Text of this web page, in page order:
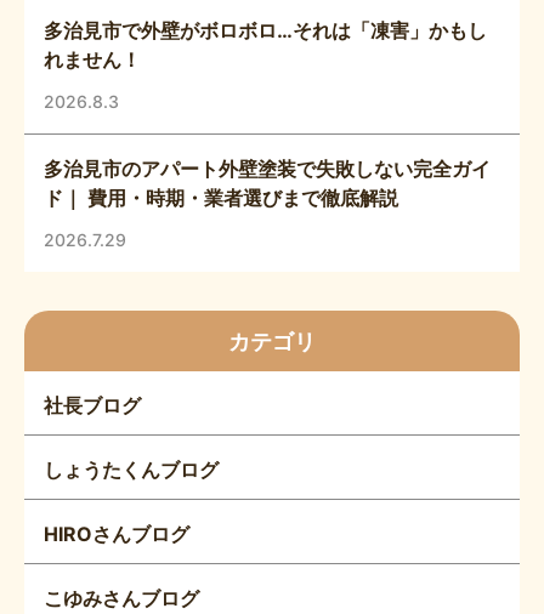
多治見市で外壁がボロボロ…それは「凍害」かもし
れません！
2026.8.3
多治見市のアパート外壁塗装で失敗しない完全ガイ
ド｜ 費用・時期・業者選びまで徹底解説
2026.7.29
カテゴリ
社長ブログ
しょうたくんブログ
HIROさんブログ
こゆみさんブログ